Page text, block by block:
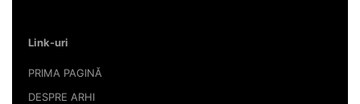
Link-uri
PRIMA PAGINĂ
DESPRE ARHI